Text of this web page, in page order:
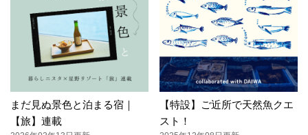
まだ見ぬ景色と泊まる宿｜
【旅】連載
【特設】ご近所で天然魚クエ
スト！